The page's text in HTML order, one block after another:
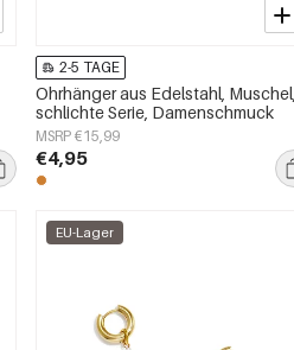
2-5 TAGE
Ohrhänger aus Edelstahl, Muschel,
schlichte Serie, Damenschmuck
MSRP €15,99
€4,95
EU-Lager